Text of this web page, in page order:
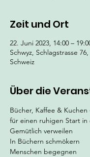
Zeit und Ort
22. Juni 2023, 14:00 –
Schwyz, Schlagstrasse
Schweiz
Über die
Bücher, Kaffee &
für einen ruhigen Start in
Gemütlich verweilen
In Büchern schmökern
Menschen begegnen